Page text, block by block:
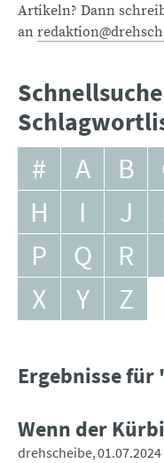
Artikeln? Dann
an
# A B
H
I J
P
Q R
X
Y Z
Ergebnisse
Wenn der
drehscheibe 01.07.2024